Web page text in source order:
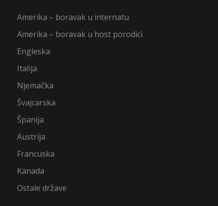
Amerika – boravak u internatu
Amerika – boravak u host porodici
Engleska
Italija
Njemačka
Švajcarska
Španija
Austrija
Francuska
Kanada
Ostale države